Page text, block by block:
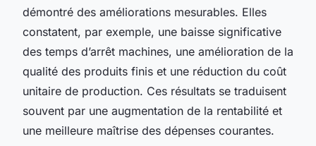
démontré des améliorations mesurables. Elles
constatent, par exemple, une baisse significative
des temps d’arrêt machines, une amélioration de la
qualité des produits finis et une réduction du coût
unitaire de production. Ces résultats se traduisent
souvent par une augmentation de la rentabilité et
une meilleure maîtrise des dépenses courantes.